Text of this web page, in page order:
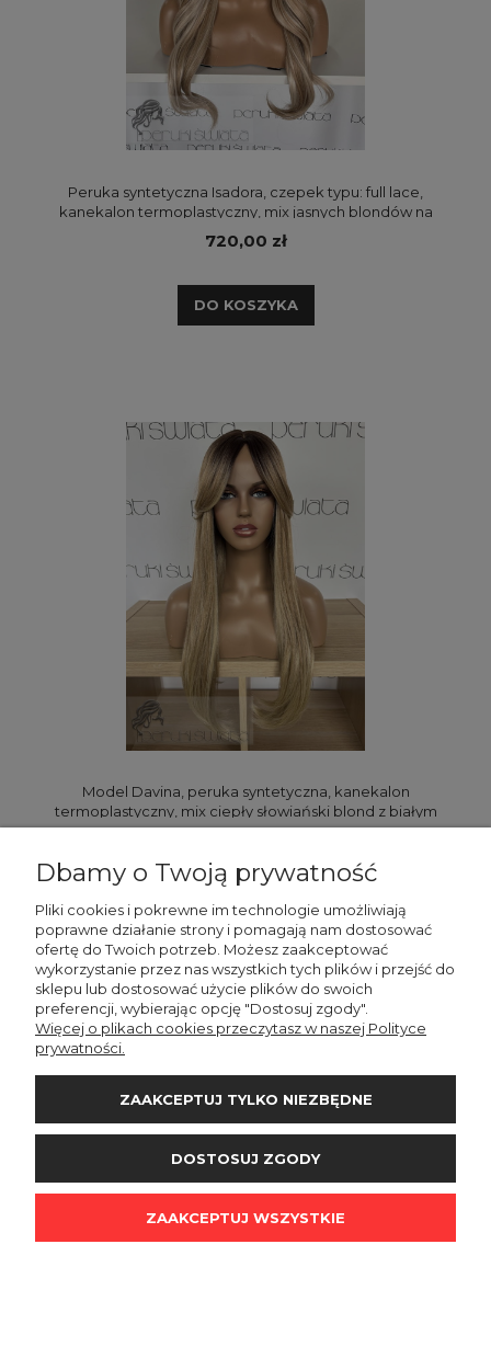
Peruka syntetyczna Isadora, czepek typu: full lace,
kanekalon termoplastyczny, mix jasnych blondów na
720,00 zł
DO KOSZYKA
Model Davina, peruka syntetyczna, kanekalon
termoplastyczny, mix ciepły słowiański blond z białym
blondem na odroście
DO KOSZYKA
PROMOCJA
Dbamy o Twoją prywatność
Pliki cookies i pokrewne im technologie umożliwiają
poprawne działanie strony i pomagają nam dostosować
ofertę do Twoich potrzeb. Możesz zaakceptować
wykorzystanie przez nas wszystkich tych plików i przejść do
sklepu lub dostosować użycie plików do swoich
preferencji, wybierając opcję "Dostosuj zgody".
Więcej o plikach cookies przeczytasz w naszej Polityce
prywatności.
ZAAKCEPTUJ TYLKO NIEZBĘDNE
DOSTOSUJ ZGODY
ZAAKCEPTUJ WSZYSTKIE